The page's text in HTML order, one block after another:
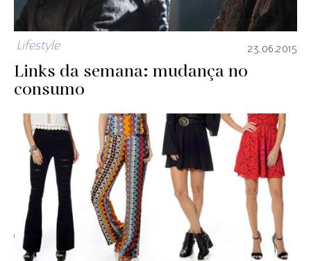
Lifestyle 23.06.2015
Links da semana: mudança no
consumo